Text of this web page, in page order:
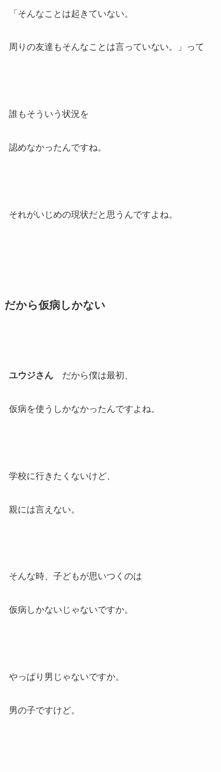
「そんなことは起きていない。
周りの友達もそんなことは言っていない。」って
誰もそういう状況を
認めなかったんですね。
それがいじめの現状だと思うんですよね。
だから仮病しかない
ユウジさん だから僕は最初、
仮病を使うしかなかったんですよね。
学校に行きたくないけど、
親には言えない。
そんな時、子どもが思いつくのは
仮病しかないじゃないですか。
やっぱり男じゃないですか。
男の子ですけど。